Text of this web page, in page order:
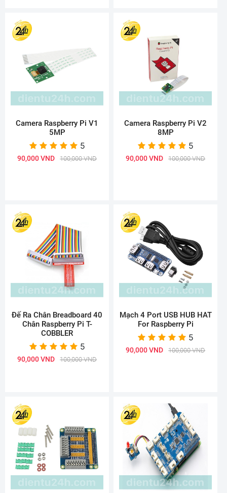
Camera Raspberry Pi V1
5MP
5
90,000 VND 100,000 VND
Camera Raspberry Pi V2
8MP
5
90,000 VND 100,000 VND
Đế Ra Chân Breadboard 40
Chân Raspberry Pi T-
COBBLER
5
90,000 VND 100,000 VND
Mạch 4 Port USB HUB HAT
For Raspberry Pi
5
90,000 VND 100,000 VND